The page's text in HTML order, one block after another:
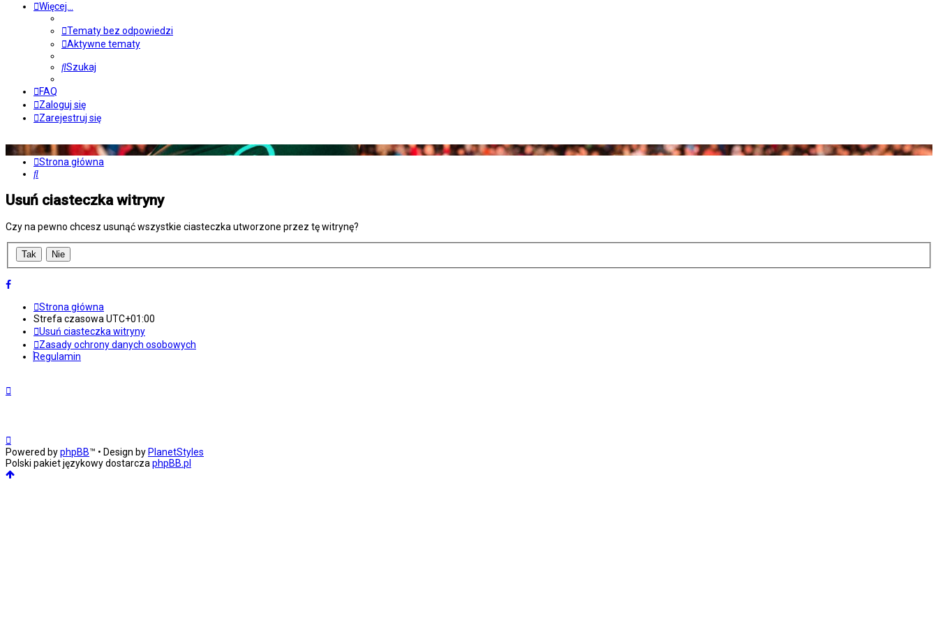
Więcej…
Tematy bez odpowiedzi
Aktywne tematy
Szukaj
FAQ
Zaloguj się
Zarejestruj się
Strona główna
Szukaj
Usuń ciasteczka witryny
Czy na pewno chcesz usunąć wszystkie ciasteczka utworzone przez tę witrynę?
Strona główna
Strefa czasowaUTC+01:00
Usuń ciasteczka witryny
Zasady ochrony danych osobowych
Regulamin
Powered byphpBB™ • Design by PlanetStyles
Polski pakiet językowy dostarczaphpBB.pl